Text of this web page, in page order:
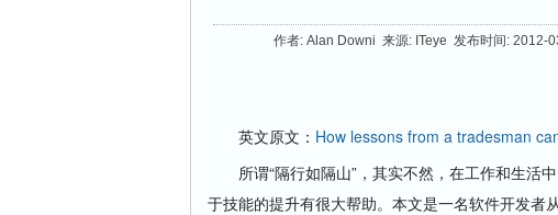
作者: Alan Downi 来源: ITeye 发布时间:
英文原文： How lessons from a tradesman
所谓“隔行如隔山”，其实不然，在工作和生活
于技能的提升有很大帮助。本文是一名软件开发者